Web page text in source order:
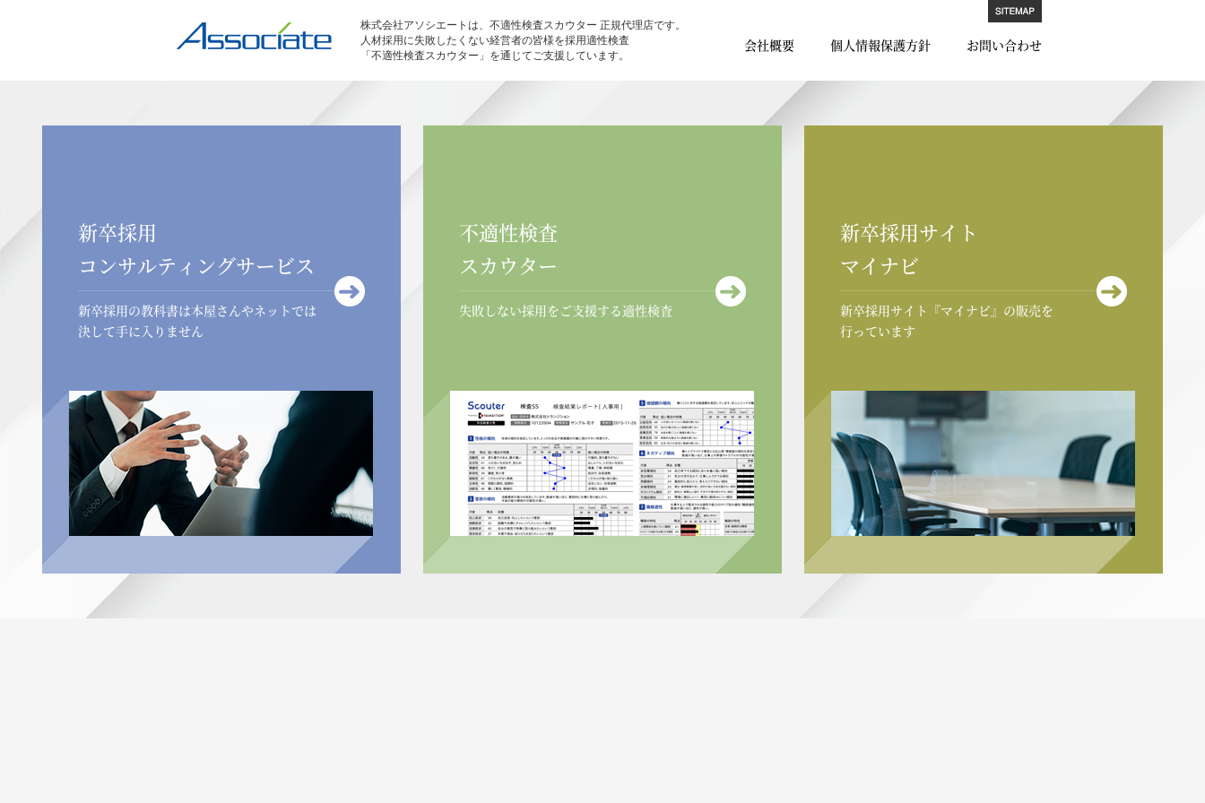
会社概要 個人情報保護方針 お問い合わせ
株式会社アソシエートは、不適性検査スカウター 正規代理店です。
人材採用に失敗したくない経営者の皆様を採用適性検査
「不適性検査スカウター」を通じてご支援しています。
新卒採用
コンサルティングサービス
新卒採用の教科書は本屋さんやネットでは
決して手に入りません
不適性検査
スカウター
失敗しない採用をご支援する適性検査
新卒採用サイト
マイナビ
新卒採用サイト『マイナビ』の販売を
行っています